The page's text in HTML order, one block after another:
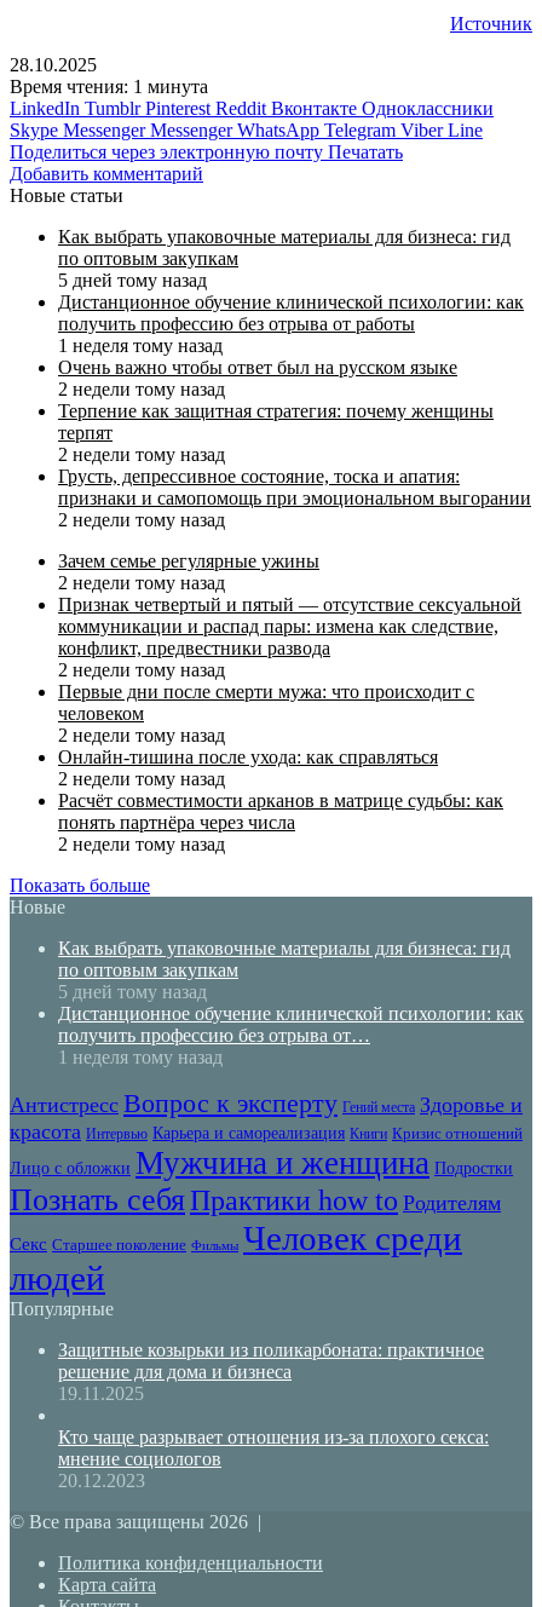
Источник
28.10.2025
Время чтения: 1 минута
LinkedIn Tumblr Pinterest Reddit Вконтакте Одноклассники
Skype Messenger Messenger WhatsApp Telegram Viber Line
Поделиться через электронную почту Печатать
Добавить комментарий
Новые статьи
Как выбрать упаковочные материалы для бизнеса: гид
по оптовым закупкам
5 дней тому назад
Дистанционное обучение клинической психологии: как
получить профессию без отрыва от работы
1 неделя тому назад
Очень важно чтобы ответ был на русском языке
2 недели тому назад
Терпение как защитная стратегия: почему женщины
терпят
2 недели тому назад
Грусть, депрессивное состояние, тоска и апатия:
признаки и самопомощь при эмоциональном выгорании
2 недели тому назад
Зачем семье регулярные ужины
2 недели тому назад
Признак четвертый и пятый — отсутствие сексуальной
коммуникации и распад пары: измена как следствие,
конфликт, предвестники развода
2 недели тому назад
Первые дни после смерти мужа: что происходит с
человеком
2 недели тому назад
Онлайн-тишина после ухода: как справляться
2 недели тому назад
Расчёт совместимости арканов в матрице судьбы: как
понять партнёра через числа
2 недели тому назад
Показать больше
Новые
Как выбрать упаковочные материалы для бизнеса: гид
по оптовым закупкам
5 дней тому назад
Дистанционное обучение клинической психологии: как
получить профессию без отрыва от…
1 неделя тому назад
Антистресс Вопрос к эксперту Гений места Здоровье и
красота Интервью Карьера и самореализация Книги Кризис отношений
Лицо с обложки Мужчина и женщина Подростки
Познать себяПрактики how to Родителям
Секс Старшее поколение Фильмы Человек среди
людей
Популярные
Защитные козырьки из поликарбоната: практичное
решение для дома и бизнеса
19.11.2025
Кто чаще разрывает отношения из-за плохого секса:
мнение социологов
20.12.2023
© Все права защищены 2026 |
Политика конфиденциальности
Карта сайта